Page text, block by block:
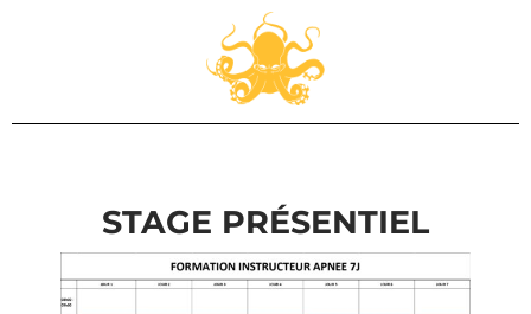
STAGE PRÉSENTIEL